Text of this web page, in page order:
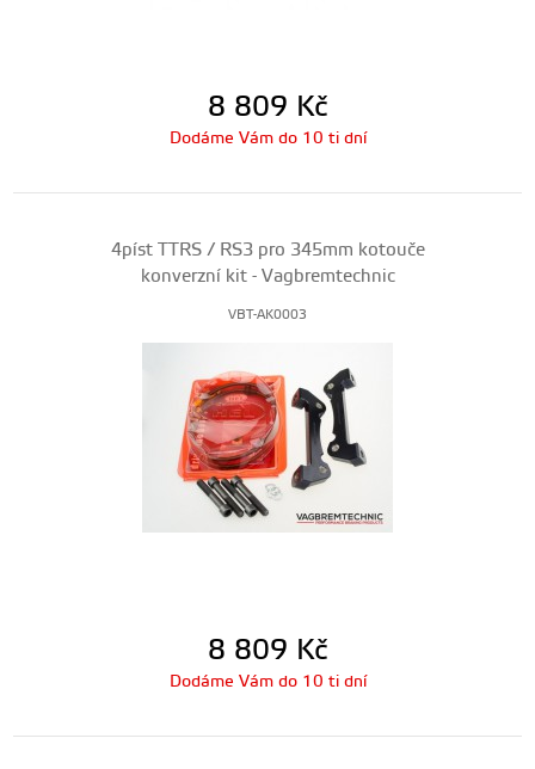
8 809 Kč
Dodáme Vám do 10 ti dní
4píst TTRS / RS3 pro 345mm kotouče
konverzní kit - Vagbremtechnic
VBT-AK0003
8 809 Kč
Dodáme Vám do 10 ti dní